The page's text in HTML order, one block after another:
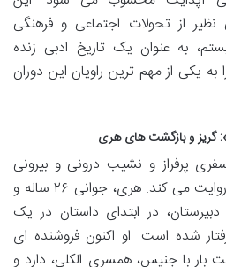
از تحولات اجتماعی و فرهنگی
به عنوان یک تاریخ ادبی زنده
یکی از مهم ترین راویان این دوران
گریز و بازگشت های هری
پرفراز و نشیب درونی و بیرونی
هری «خرگوش» انگستروم را روایت می کند. هری، جوانی ۲۶ ساله و
در ابتدای داستان در یک
شده است. او اکنون فروشنده ای
بار با جنیس، همسری الکلی، دارد و